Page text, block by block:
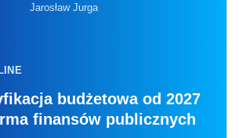
Jarosław Jurga
budżetowa od 2027
finansów publicznych